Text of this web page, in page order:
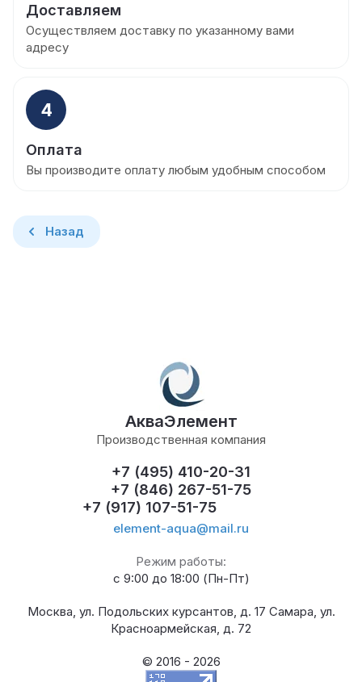
Доставляем
Осуществляем доставку по указанному вами
адресу
4
Оплата
Вы производите оплату любым удобным способом
Назад
АкваЭлемент
Производственная компания
+7 (495) 410-20-31
+7 (846) 267-51-75
+7 (917) 107-51-75
element-aqua@mail.ru
Режим работы:
с 9:00 до 18:00 (Пн-Пт)
Москва, ул. Подольских курсантов, д. 17 Самара, ул.
Красноармейская, д. 72
© 2016 - 2026